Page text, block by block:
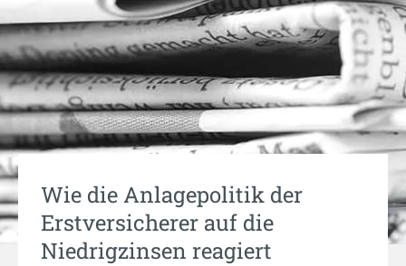
Wie die Anlagepolitik der
Erstversicherer auf die
Niedrigzinsen reagiert